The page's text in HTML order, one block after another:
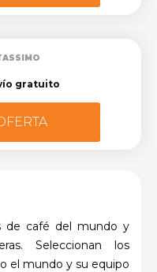
gratuito
de café del mundo y
Seleccionan los
el mundo y su equipo